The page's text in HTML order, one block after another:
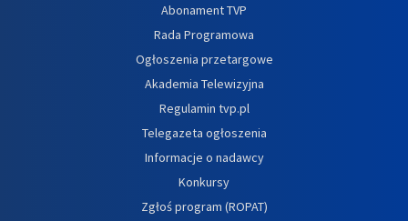
Abonament TVP
Rada Programowa
Ogłoszenia przetargowe
Akademia Telewizyjna
Regulamin tvp.pl
Telegazeta ogłoszenia
Informacje o nadawcy
Konkursy
Zgłoś program (ROPAT)